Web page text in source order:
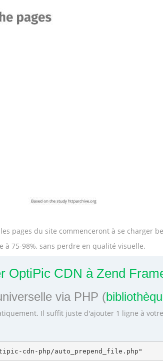
pages du site commenceront à se charger
75-98%, sans perdre en qualité visuelle.
OptiPic CDN à Zend
via PHP (
Il suffit juste d'ajouter 1 ligne à votre